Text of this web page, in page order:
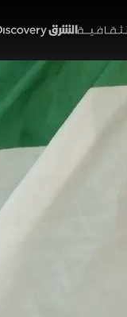
تقارير الشرق
يعيش اللاتينيون
والمقاهي بعد
يحتفظون بهويتهم